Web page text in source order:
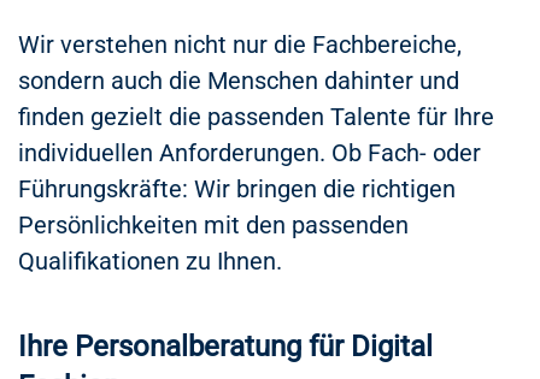
Wir verstehen nicht nur die Fachbereiche,
sondern auch die Menschen dahinter und
finden gezielt die passenden Talente für Ihre
individuellen Anforderungen. Ob Fach- oder
Führungskräfte: Wir bringen die richtigen
Persönlichkeiten mit den passenden
Qualifikationen zu Ihnen.
Ihre Personalberatung für Digital